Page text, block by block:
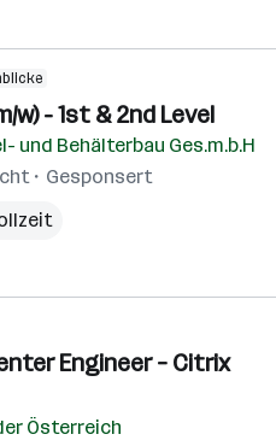
w) - 1st & 2nd Level
und Behälterbau Ges.m.b.H
Gesponsert
Engineer – Citrix
Österreich